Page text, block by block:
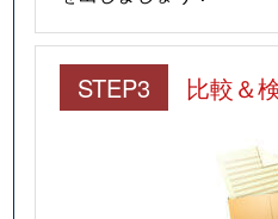
STEP3 比較＆